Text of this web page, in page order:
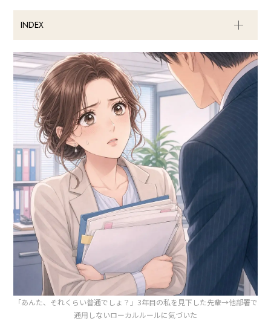
INDEX
「あんた、それくらい普通でしょ？」3年目の私を見下した先輩→他部署で
通用しないローカルルールに気づいた